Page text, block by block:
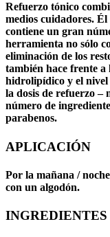
Refuerzo tónico
medios cuidadores.
contiene un gran
herramienta no sólo
eliminación de los
también hace frente
hidrolipídico y el nivel
la dosis de refuerzo –
número de
parabenos.
APLICACIÓN
Por la mañana /
con un algodón.
INGREDIENTES